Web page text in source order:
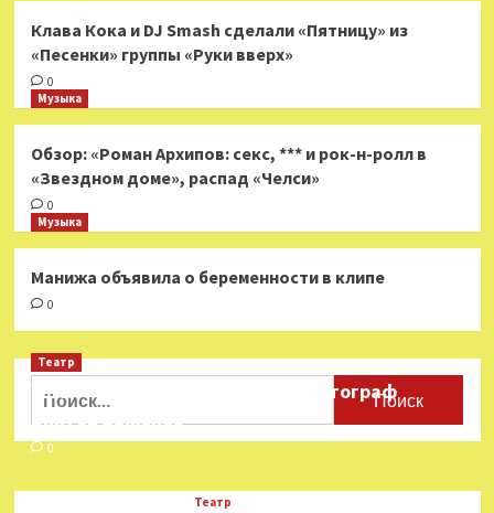
Клава Кока и DJ Smash сделали «Пятницу» из
«Песенки» группы «Руки вверх»
0
Музыка
Обзор: «Роман Архипов: секс, *** и рок-н-ролл в
«Звездном доме», распад «Челси»
0
Музыка
Манижа объявила о беременности в клипе
0
Найти:
Театр
Ушёл из жизни театральный фотограф
Виктор Баженов
0
Театр